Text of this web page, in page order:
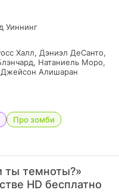
Уиннинг
Халл, Дэниэл ДеСанто,
Натаниель Моро,
Алишаран
Про зомби
ты темноты?»
HD бесплатно